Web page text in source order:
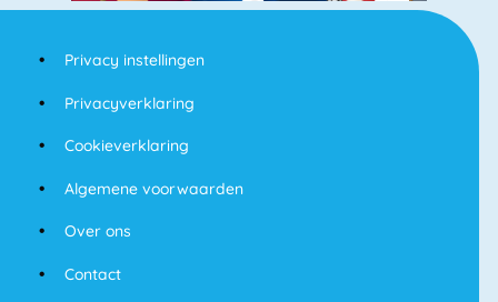
Privacy instellingen
Privacyverklaring
Cookieverklaring
Algemene voorwaarden
Over ons
Contact